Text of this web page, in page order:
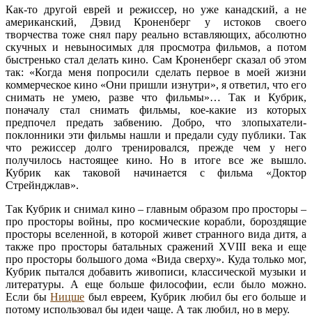
Как-то другой еврей и режиссер, но уже канадский, а не
американский, Дэвид Кроненберг у истоков своего
творчества тоже снял пару реально вставляющих, абсолютно
скучных и невыносимых для просмотра фильмов, а потом
быстренько стал делать кино. Сам Кроненберг сказал об этом
так: «Когда меня попросили сделать первое в моей жизни
коммерческое кино «Они пришли изнутри», я ответил, что его
снимать не умею, разве что фильмы»… Так и Кубрик,
поначалу стал снимать фильмы, кое-какие из которых
предпочел предать забвению. Добро, что злопыхатели-
поклонники эти фильмы нашли и предали суду публики. Так
что режиссер долго тренировался, прежде чем у него
получилось настоящее кино. Но в итоге все же вышло.
Кубрик как таковой начинается с фильма «Доктор
Стрейнджлав».
Так Кубрик и снимал кино – главным образом про просторы –
про просторы войны, про космические корабли, бороздящие
просторы вселенной, в которой живет странного вида дитя, а
также про просторы батальных сражений XVIII века и еще
про просторы большого дома «Вида сверху». Куда только мог,
Кубрик пытался добавить живописи, классической музыки и
литературы. А еще больше философии, если было можно.
Если быНицше был евреем, Кубрик любил бы его больше и
потому использовал бы идеи чаще. А так любил, но в меру.